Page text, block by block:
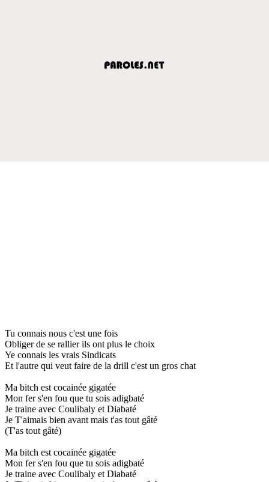
Tu connais nous c'est une fois
Obliger de se rallier ils ont plus le choix
Ye connais les vrais Sindicats
Et l'autre qui veut faire de la drill c'est un gros chat
Ma bitch est cocainée gigatée
Mon fer s'en fou que tu sois adigbaté
Je traine avec Coulibaly et Diabaté
Je T'aimais bien avant mais t'as tout gâté
(T'as tout gâté)
Ma bitch est cocainée gigatée
Mon fer s'en fou que tu sois adigbaté
Je traine avec Coulibaly et Diabaté